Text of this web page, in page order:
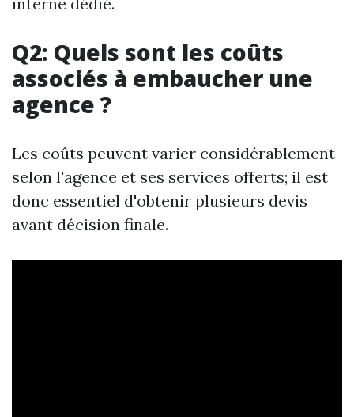
Q2: Quels sont les coûts
associés à embaucher une
agence ?
Les coûts peuvent varier considérablement
selon l'agence et ses services offerts; il est
donc essentiel d'obtenir plusieurs devis
avant décision finale.